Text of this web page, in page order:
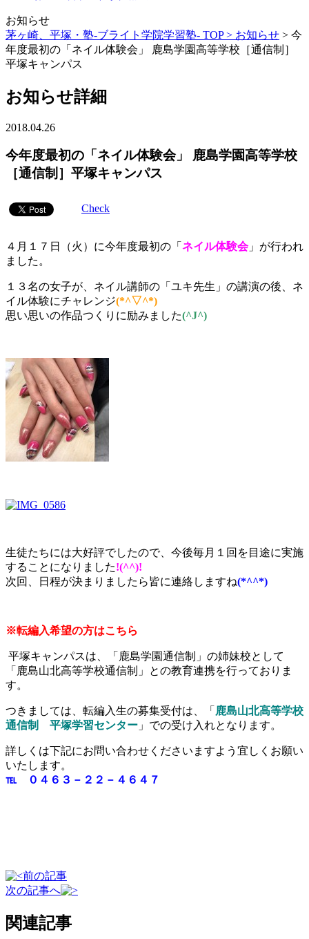
お知らせ
茅ヶ崎、平塚・塾-ブライト学院学習塾- TOP > お知らせ > 今
年度最初の「ネイル体験会」 鹿島学園高等学校［通信制］
平塚キャンパス
お知らせ詳細
2018.04.26
今年度最初の「ネイル体験会」 鹿島学園高等学校
［通信制］平塚キャンパス
Check
４月１７日（火）に今年度最初の「 ネイル体験会」が行われ
ました。
１３名の女子が、ネイル講師の「ユキ先生」の講演の後、ネ
イル体験にチャレンジ(*^▽^*)
思い思いの作品つくりに励みました(^J^)
生徒たちには大好評でしたので、今後毎月１回を目途に実施
することになりました!(^^)!
次回、日程が決まりましたら皆に連絡しますね(*^^*)
※転編入希望の方はこちら
平塚キャンパスは、「鹿島学園通信制」の姉妹校として
「鹿島山北高等学校通信制」との教育連携を行っておりま
す。
つきましては、転編入生の募集受付は、「 鹿島山北高等学校
通信制 平塚学習センター 」での受け入れとなります。
詳しくは下記にお問い合わせくださいますよう宜しくお願い
いたします。
℡ ０４６３－２２－４６４７
前の記事
次の記事へ
関連記事